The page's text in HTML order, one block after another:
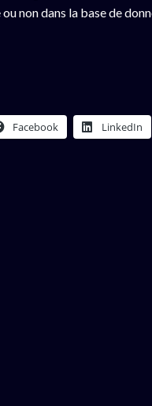
non dans la base de
Facebook LinkedIn